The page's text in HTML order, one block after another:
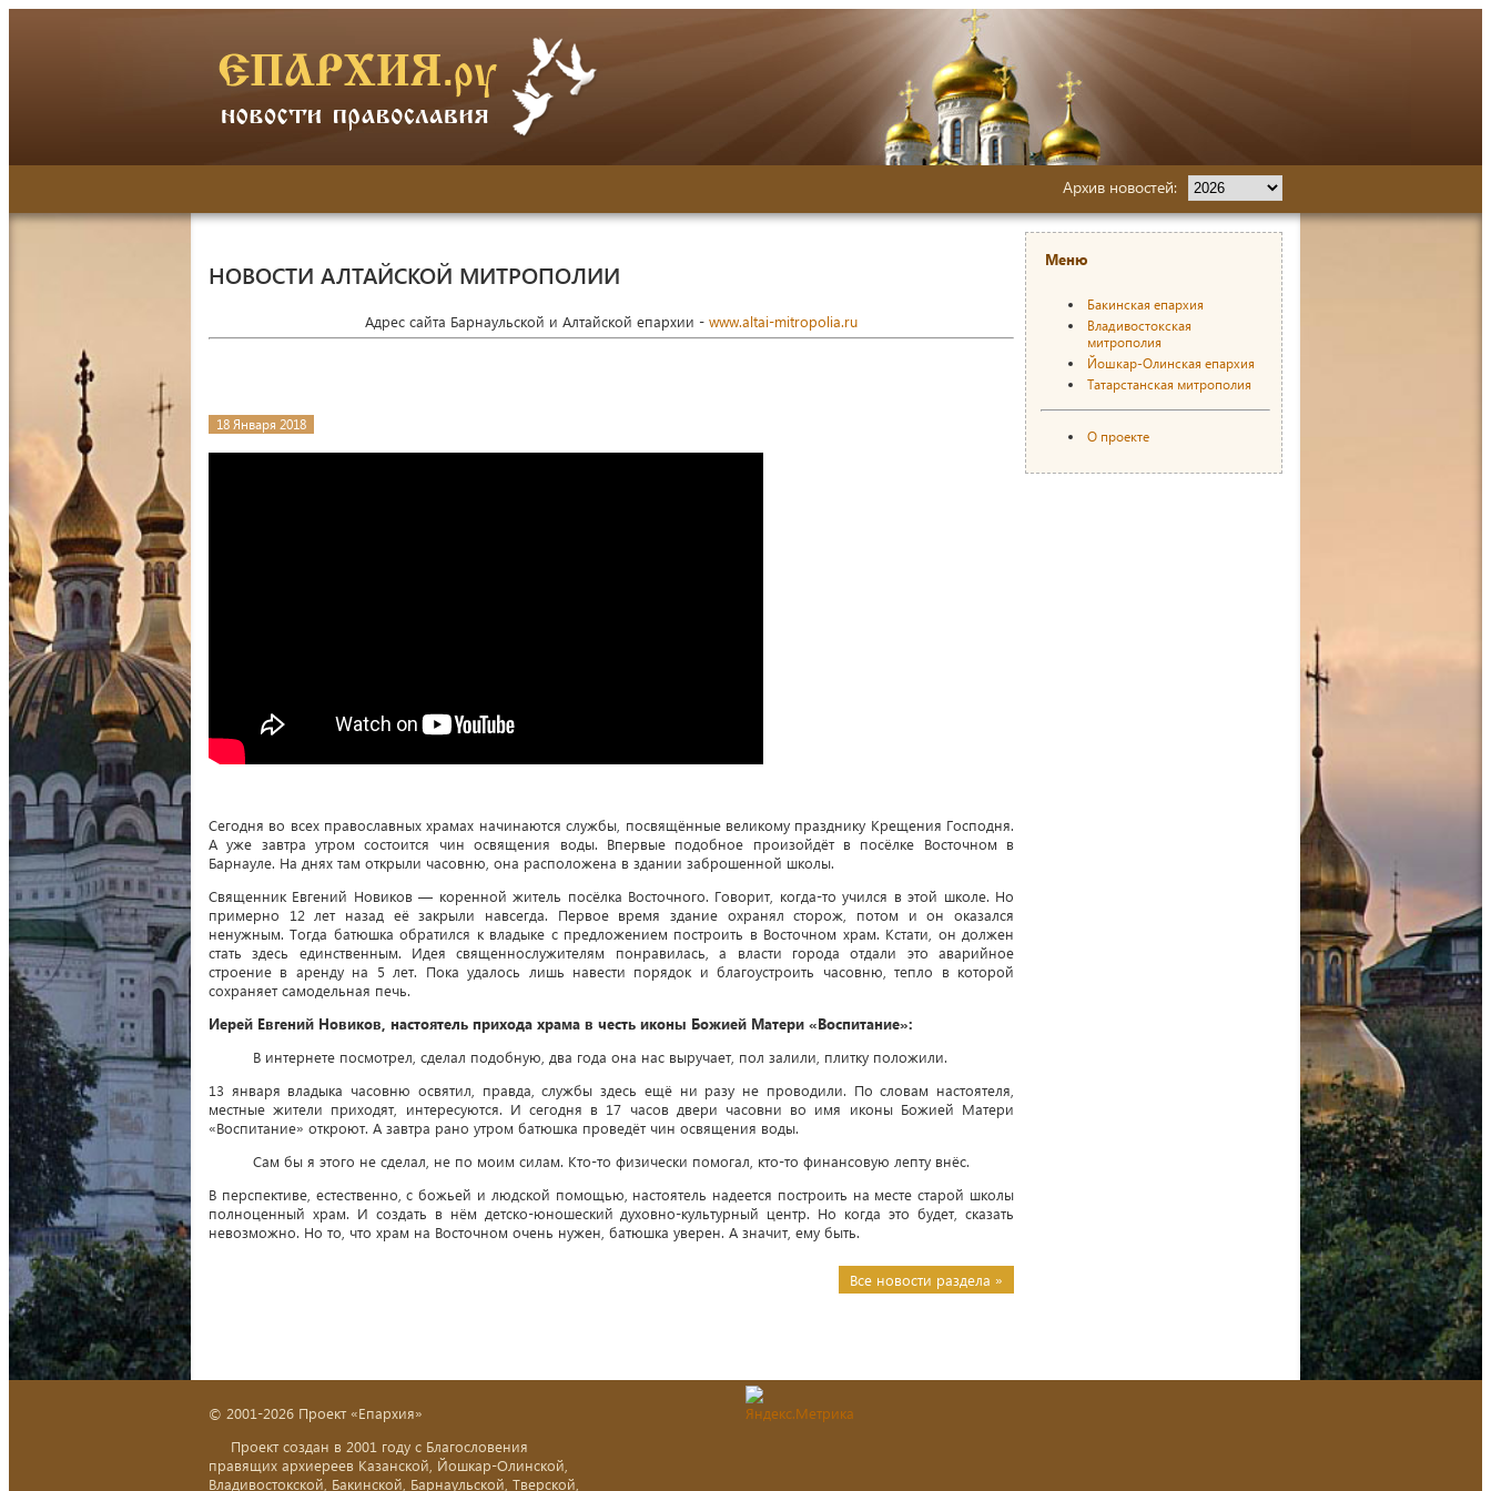
Архив новостей:
НОВОСТИ АЛТАЙСКОЙ МИТРОПОЛИИ
Адрес сайта Барнаульской и Алтайской епархии - www.altai-mitropolia.ru
18 Января 2018
Сегодня во всех православных храмах начинаются службы, посвящённые великому празднику Крещения Господня.
А уже завтра утром состоится чин освящения воды. Впервые подобное произойдёт в посёлке Восточном в
Барнауле. На днях там открыли часовню, она расположена в здании заброшенной школы.
Священник Евгений Новиков — коренной житель посёлка Восточного. Говорит, когда-то учился в этой школе. Но
примерно 12 лет назад её закрыли навсегда. Первое время здание охранял сторож, потом и он оказался
ненужным. Тогда батюшка обратился к владыке с предложением построить в Восточном храм. Кстати, он должен
стать здесь единственным. Идея священнослужителям понравилась, а власти города отдали это аварийное
строение в аренду на 5 лет. Пока удалось лишь навести порядок и благоустроить часовню, тепло в которой
сохраняет самодельная печь.
Иерей Евгений Новиков, настоятель прихода храма в честь иконы Божией Матери «Воспитание»:
В интернете посмотрел, сделал подобную, два года она нас выручает, пол залили, плитку положили.
13 января владыка часовню освятил, правда, службы здесь ещё ни разу не проводили. По словам настоятеля,
местные жители приходят, интересуются. И сегодня в 17 часов двери часовни во имя иконы Божией Матери
«Воспитание» откроют. А завтра рано утром батюшка проведёт чин освящения воды.
Сам бы я этого не сделал, не по моим силам. Кто-то физически помогал, кто-то финансовую лепту внёс.
В перспективе, естественно, с божьей и людской помощью, настоятель надеется построить на месте старой школы
полноценный храм. И создать в нём детско-юношеский духовно-культурный центр. Но когда это будет, сказать
невозможно. Но то, что храм на Восточном очень нужен, батюшка уверен. А значит, ему быть.
Все новости раздела »
Меню
Бакинская епархия
Владивостокская
митрополия
Йошкар-Олинская епархия
Татарстанская митрополия
О проекте
© 2001-2026 Проект «Епархия»
Проект создан в 2001 году с Благословения
правящих архиереев Казанской, Йошкар-Олинской,
Владивостокской, Бакинской, Барнаульской, Тверской,